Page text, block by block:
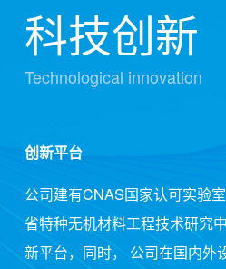
科技创新
Technological innovation
创新平台
公司建有CNAS国家认可实验
省特种无机材料工程技术研究
新平台，同时， 公司在国内外